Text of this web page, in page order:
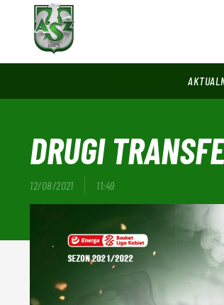
DRUGI
12/08/2021 11:49